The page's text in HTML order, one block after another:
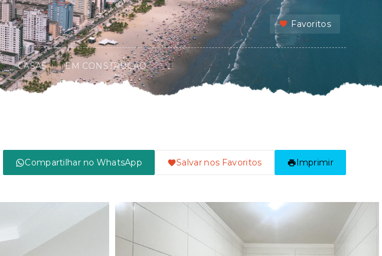
Favoritos
CASAS EM CONSTRUÇÃO
Compartilhar no WhatsApp Salvar nos Favoritos Imprimir